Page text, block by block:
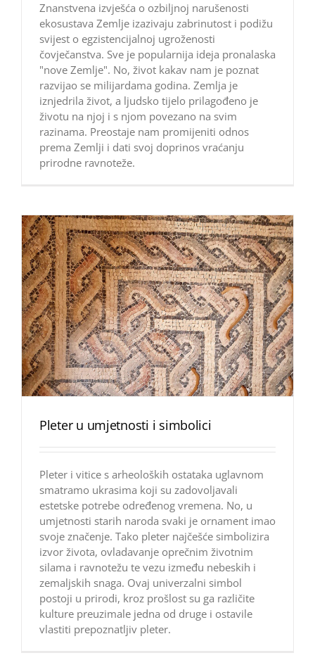
Znanstvena izvješća o ozbiljnoj narušenosti
ekosustava Zemlje izazivaju zabrinutost i podižu
svijest o egzistencijalnoj ugroženosti
čovječanstva. Sve je popularnija ideja pronalaska
"nove Zemlje". No, život kakav nam je poznat
razvijao se milijardama godina. Zemlja je
iznjedrila život, a ljudsko tijelo prilagođeno je
životu na njoj i s njom povezano na svim
razinama. Preostaje nam promijeniti odnos
prema Zemlji i dati svoj doprinos vraćanju
prirodne ravnoteže.
Pleter u umjetnosti i simbolici
Pleter i vitice s arheoloških ostataka uglavnom
smatramo ukrasima koji su zadovoljavali
estetske potrebe određenog vremena. No, u
umjetnosti starih naroda svaki je ornament imao
svoje značenje. Tako pleter najčešće simbolizira
izvor života, ovladavanje oprečnim životnim
silama i ravnotežu te vezu između nebeskih i
zemaljskih snaga. Ovaj univerzalni simbol
postoji u prirodi, kroz prošlost su ga različite
kulture preuzimale jedna od druge i ostavile
vlastiti prepoznatljiv pleter.